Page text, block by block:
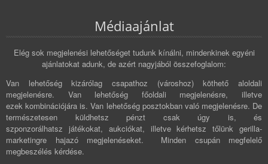
Médiaajánlat
Elég sok megjelenési lehetőséget tudunk kínálni, mindenkinek egyéni
ajánlatokat adunk, de azért nagyjából összefoglalom:
Van lehetőség kizárólag csapathoz (városhoz) köthető aloldali
megjelenésre. Van lehetőség főoldali megjelenésre, illetve
ezek kombinációjára is. Van lehetőség posztokban való megjelenésre. De
természetesen küldhetsz pénzt csak úgy is, és
szponzorálhatsz játékokat, aukciókat, illetve kérhetsz tőlünk gerilla-
marketingre hajazó megjelenéseket. Minden csupán megfelelő
megbeszélés kérdése.